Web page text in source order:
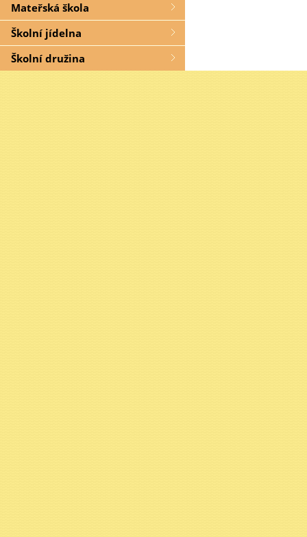
Mateřská škola
Školní jídelna
Školní družina